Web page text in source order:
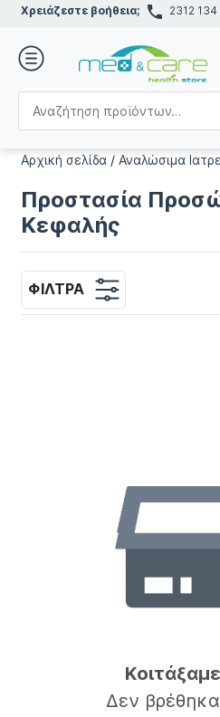
Χρειάζεστε βοήθεια; 2312 134
Αρχική σελίδα /Αναλώσιμα
Προστασία
Κεφαλής
ΦΊΛΤΡΑ
Δεν